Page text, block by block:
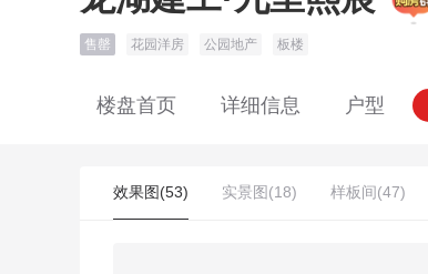
售罄 花园洋房 公园地产 板楼
楼盘首页 详细信息 户型
效果图(53) 实景图(18) 样板间(47)